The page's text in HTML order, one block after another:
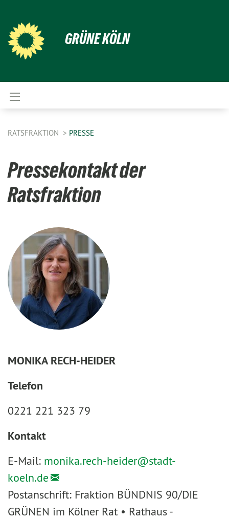
GRÜNE KÖLN
RATSFRAKTION PRESSE
Pressekontakt der
Ratsfraktion
MONIKA RECH-HEIDER
Telefon
0221 221 323 79
Kontakt
E-Mail: monika.rech-heider@stadt-
koeln.de
Postanschrift: Fraktion BÜNDNIS 90/DIE
GRÜNEN im Kölner Rat • Rathaus -